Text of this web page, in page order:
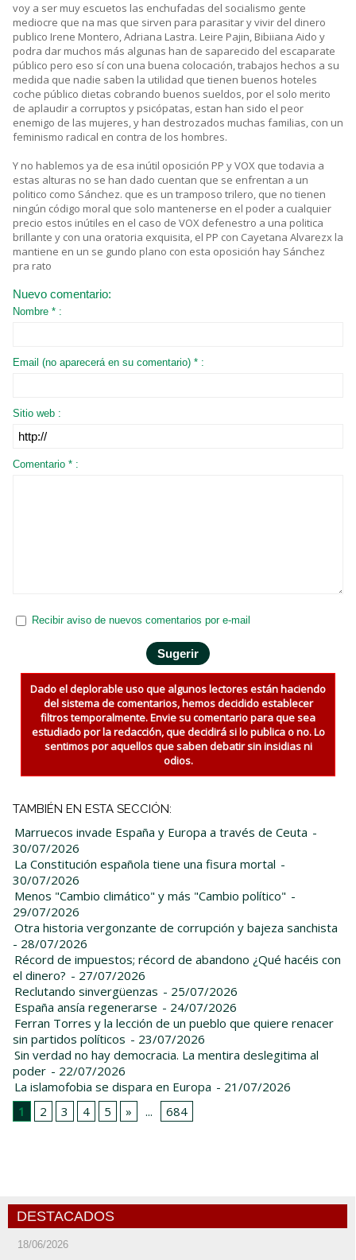
voy a ser muy escuetos las enchufadas del socialismo gente
mediocre que na mas que sirven para parasitar y vivir del dinero
publico Irene Montero, Adriana Lastra. Leire Pajin, Bibiiana Aido y
podra dar muchos más algunas han de saparecido del escaparate
público pero eso sí con una buena colocación, trabajos hechos a su
medida que nadie saben la utilidad que tienen buenos hoteles
coche público dietas cobrando buenos sueldos, por el solo merito
de aplaudir a corruptos y psicópatas, estan han sido el peor
enemigo de las mujeres, y han destrozados muchas familias, con un
feminismo radical en contra de los hombres.
Y no hablemos ya de esa inútil oposición PP y VOX que todavia a
estas alturas no se han dado cuentan que se enfrentan a un
politico como Sánchez. que es un tramposo trilero, que no tienen
ningún código moral que solo mantenerse en el poder a cualquier
precio estos inútiles en el caso de VOX defenestro a una politica
brillante y con una oratoria exquisita, el PP con Cayetana Alvarezx la
mantiene en un se gundo plano con esta oposición hay Sánchez
pra rato
Nuevo comentario:
Nombre * :
Email (no aparecerá en su comentario) * :
Sitio web :
Comentario * :
Recibir aviso de nuevos comentarios por e-mail
Dado el deplorable uso que algunos lectores están haciendo
del sistema de comentarios, hemos decidido establecer
filtros temporalmente. Envie su comentario para que sea
estudiado por la redacción, que decidirá si lo publica o no. Lo
sentimos por aquellos que saben debatir sin insidias ni
odios.
TAMBIÉN EN ESTA SECCIÓN:
Marruecos invade España y Europa a través de Ceuta -
30/07/2026
La Constitución española tiene una fisura mortal -
30/07/2026
Menos "Cambio climático" y más "Cambio político" -
29/07/2026
Otra historia vergonzante de corrupción y bajeza sanchista
- 28/07/2026
Récord de impuestos; récord de abandono ¿Qué hacéis con
el dinero? - 27/07/2026
Reclutando sinvergüenzas - 25/07/2026
España ansía regenerarse - 24/07/2026
Ferran Torres y la lección de un pueblo que quiere renacer
sin partidos políticos - 23/07/2026
Sin verdad no hay democracia. La mentira deslegitima al
poder - 22/07/2026
La islamofobia se dispara en Europa - 21/07/2026
1
2 3 4 5 » ... 684
DESTACADOS
18/06/2026